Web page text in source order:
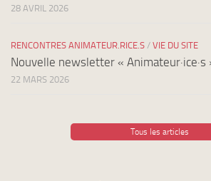
28 AVRIL 2026
RENCONTRES ANIMATEUR.RICE.S / VIE DU SITE
Nouvelle newsletter « Animateur·ice·s
22 MARS 2026
Tous les articles